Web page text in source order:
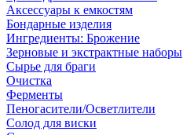
Аксессуары к емкостям
Бондарные изделия
Ингредиенты: Брожение
Зерновые и экстрактные наборы
Сырье для браги
Очистка
Ферменты
Пеногасители/Осветлители
Солод для виски